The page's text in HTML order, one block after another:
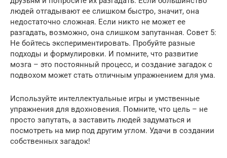
людей отгадывают ее слишком быстро, значит, она
недостаточно сложная. Если никто не может ее
разгадать, возможно, она слишком запутанная. Совет 5:
Не бойтесь экспериментировать. Пробуйте разные
подходы и формулировки. И помните, что развитие
мозга – это постоянный процесс, и создание загадок с
подвохом может стать отличным упражнением для ума.
Используйте интеллектуальные игры и умственные
упражнения для вдохновения. Помните, что цель – не
просто запутать, а заставить людей задуматься и
посмотреть на мир под другим углом. Удачи в создании
собственных загадок!